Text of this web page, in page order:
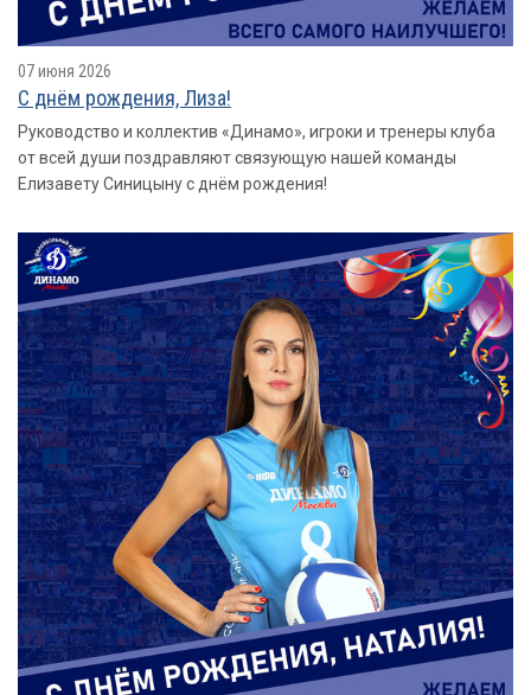
07 июня 2026
С днём рождения, Лиза!
Руководство и коллектив «Динамо», игроки и тренеры клуба
от всей души поздравляют связующую нашей команды
Елизавету Синицыну с днём рождения!